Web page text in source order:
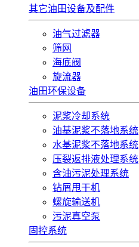
其它油田设备及配件
油气过滤器
筛网
海底阀
旋流器
油田环保设备
泥浆冷却系统
油基泥浆不落地系统
水基泥浆不落地系统
压裂返排液处理系统
含油污泥处理系统
钻屑甩干机
螺旋输送机
污泥真空泵
固控系统